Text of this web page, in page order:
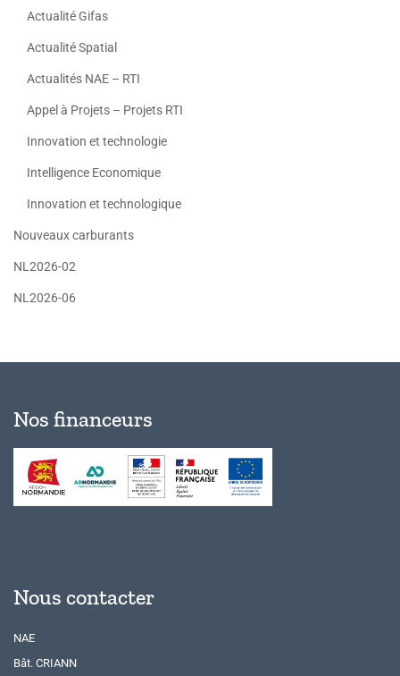
Actualité Gifas
Actualité Spatial
Actualités NAE – RTI
Appel à Projets – Projets RTI
Innovation et technologie
Intelligence Economique
Innovation et technologique
Nouveaux carburants
NL2026-02
NL2026-06
Nos financeurs
Nous contacter
NAE
Bât. CRIANN